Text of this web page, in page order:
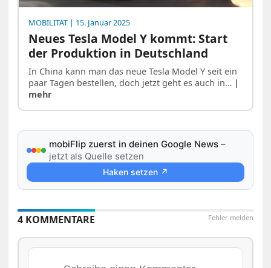
MOBILITÄT | 15. Januar 2025
Neues Tesla Model Y kommt: Start
der Produktion in Deutschland
In China kann man das neue Tesla Model Y seit ein
paar Tagen bestellen, doch jetzt geht es auch in… |
mehr
mobiFlip zuerst in deinen Google News –
jetzt als Quelle setzen
Haken setzen ↗
Fehler melden
4 KOMMENTARE